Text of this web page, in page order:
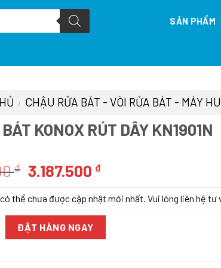
SẢN PHẨM
/ CHẬU RỬA BÁT - VÒI RỬA BÁT - MÁY
KONOX RÚT DÂY KN1901N
₫ Giá
là:
4.250.000 ₫.
3.187.500 ₫Giá
tại
là:
3.187.500 ₫.
thể chưa được cập nhật mới nhất. Vui lòng liên hệ tư
RÚT DÂY KN1901N số lượng
ĐẶT HÀNG NGAY